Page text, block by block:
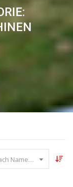
Nach Name sortieren